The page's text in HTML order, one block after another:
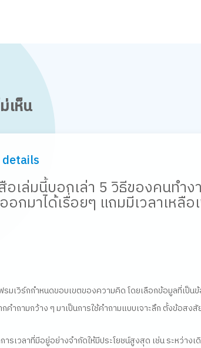
เห็น
อเล่มนี้บอกเล่า 5 วิธีของคนทำง
อกมาได้เรื่อยๆ แถมมีเวลาเหลือ
รมเวิร์กกำหนดขอบเขตของความคิดโดยเลือกข้อมูลที่เป็น
กคำถามกว้าง ๆ มาเป็นการใช้คำถามแบบเจาะลึก ตั้งข้อสงสั
ารเวลาที่มีอยู่อย่างจำกัดให้มีประโยชน์สูงสุด เช่น ระหว่าง